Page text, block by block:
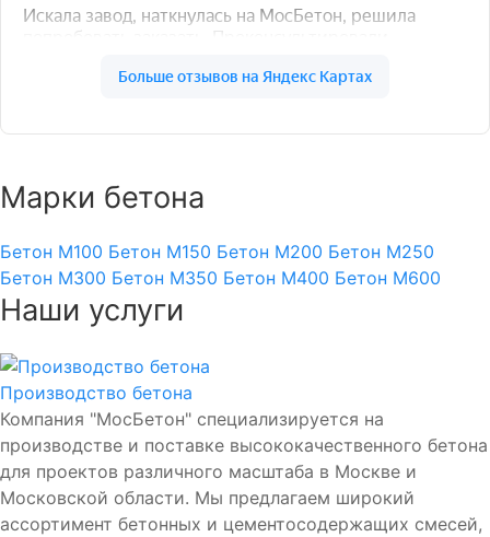
Марки бетона
Бетон М100 Бетон М150 Бетон М200 Бетон М250
Бетон М300 Бетон М350 Бетон М400 Бетон М600
Наши услуги
Производство бетона
Компания "МосБетон" специализируется на
производстве и поставке высококачественного бетона
для проектов различного масштаба в Москве и
Московской области. Мы предлагаем широкий
ассортимент бетонных и цементосодержащих смесей,